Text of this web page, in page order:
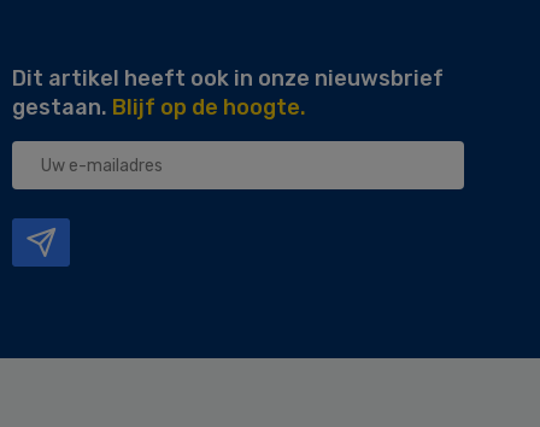
Dit artikel heeft ook in onze nieuwsbrief
gestaan. Blijf op de hoogte.
Uw